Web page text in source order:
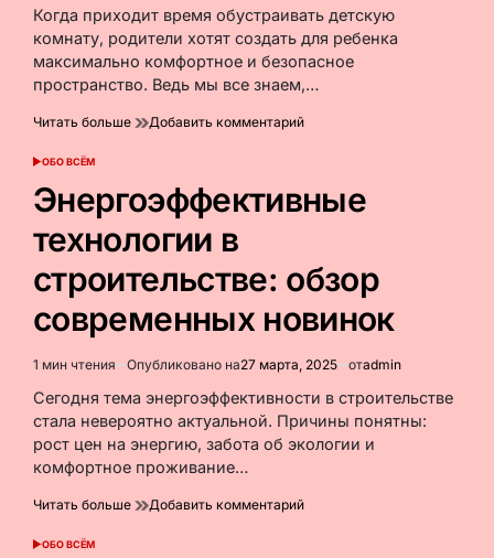
время
чтения
Когда приходит время обустраивать детскую
комнату, родители хотят создать для ребенка
максимально комфортное и безопасное
пространство. Ведь мы все знаем,…
Читать больше Добавить комментарийк
детской:
ребенка
ОПУБЛИКОВАНО
ОБО ВСЁМ
Энергоэффективные
технологии в
строительстве: обзор
современных новинок
Расчётное
время
чтения
1 мин чтения Опубликовано на27 марта, 2025 отadmin
Сегодня тема энергоэффективности в строительстве
стала невероятно актуальной. Причины понятны:
рост цен на энергию, забота об экологии и
комфортное проживание…
Читать больше Добавить комментарийк
ОПУБЛИКОВАНО
ОБО ВСЁМ